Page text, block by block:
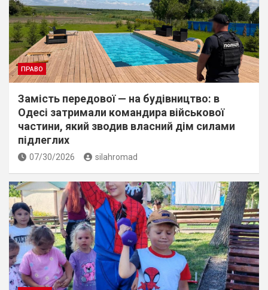
ПРАВО
Замість передової — на будівництво: в
Одесі затримали командира військової
частини, який зводив власний дім силами
підлеглих
07/30/2026 silahromad